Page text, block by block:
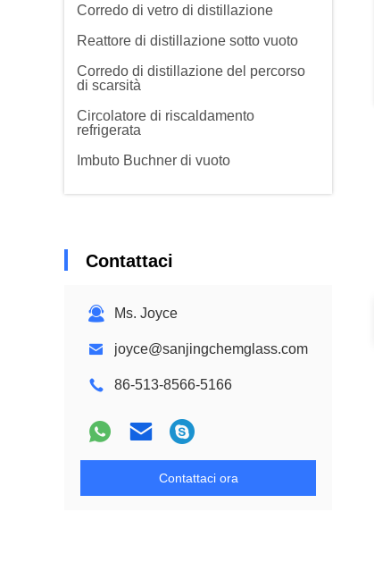
Corredo di vetro di distillazione
Reattore di distillazione sotto vuoto
Corredo di distillazione del percorso
di scarsità
Circolatore di riscaldamento
refrigerata
Imbuto Buchner di vuoto
Contattaci
Ms. Joyce
joyce@sanjingchemglass.com
86-513-8566-5166
Contattaci ora